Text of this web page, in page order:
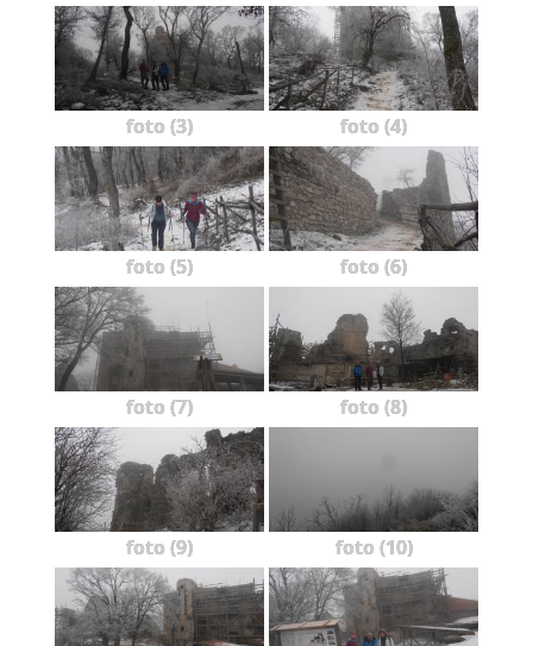
foto (3) foto (4)
foto (5) foto (6)
foto (7) foto (8)
foto (9) foto (10)